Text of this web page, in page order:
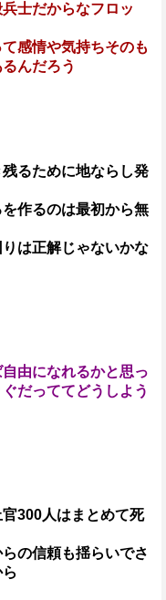
士だからなフロッ
感情や気持ちそのも
んだろう
るために地ならし発
作るのは最初から無
は正解じゃないかな
由になれるかと思っ
だっててどうしよう
300人はまとめて死
の信頼も揺らいでさ